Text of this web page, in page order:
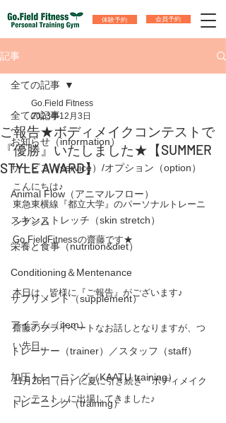
体験予約 会員予約
記事
全ての記事
お知らせ（information）
サービス（service）/オプション（option）
Animal Flow（アニマルフロー）
スキンストレッチ（skin stretch）
栄養と食事（nutrition&diet）
Conditioning＆Mentenance
サプリメント（supplement）
アイテム（item）
トレーナー（trainer）／スタッフ（staff）
加圧トレーニング（KAATU training）
トレーニング（training）
全ての記事
ご報告★ボディメイクコンテストで
『優勝』いたしました★【SUMMER
STYLE AWARD】
Go.Field Fitness
2023年12月3日
こんにちは♪
東急東横線『都立大学』のパーソナルトレーニ
ングジム
Go.FieldFitnessの齋藤です★
本日は、皆様に『ご報告』がございます♪
齋藤のプライベートなお話しとなりますが、つ
い先日。
11月26日（日）に夏に引き続き『ボディメイク
コンテスト』に出場してきました♪